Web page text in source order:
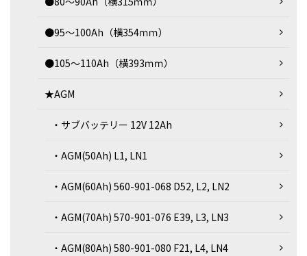
●95～100Ah（横354ｍｍ）
●105～110Ah（横393ｍｍ）
★AGM
・サブバッテリー 12V 12Ah
・AGM(50Ah) L1, LN1
・AGM(60Ah) 560-901-068 D52, L2, LN2
・AGM(70Ah) 570-901-076 E39, L3, LN3
・AGM(80Ah) 580-901-080 F21, L4, LN4